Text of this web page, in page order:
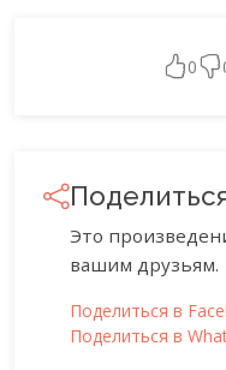
0
Это
вашим друзьям.
Поделиться в
Поделиться в